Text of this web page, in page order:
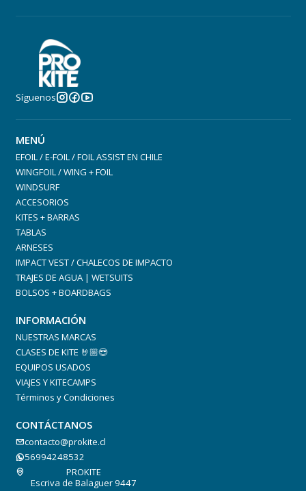
Síguenos
MENÚ
EFOIL / E-FOIL / FOIL ASSIST EN CHILE
WINGFOIL / WING + FOIL
WINDSURF
ACCESORIOS
KITES + BARRAS
TABLAS
ARNESES
IMPACT VEST / CHALECOS DE IMPACTO
TRAJES DE AGUA | WETSUITS
BOLSOS + BOARDBAGS
INFORMACIÓN
NUESTRAS MARCAS
CLASES DE KITE 🤘🏼😎
EQUIPOS USADOS
VIAJES Y KITECAMPS
Términos y Condiciones
CONTÁCTANOS
contacto@prokite.cl
56994248532
PROKITE
Escriva de Balaguer 9447